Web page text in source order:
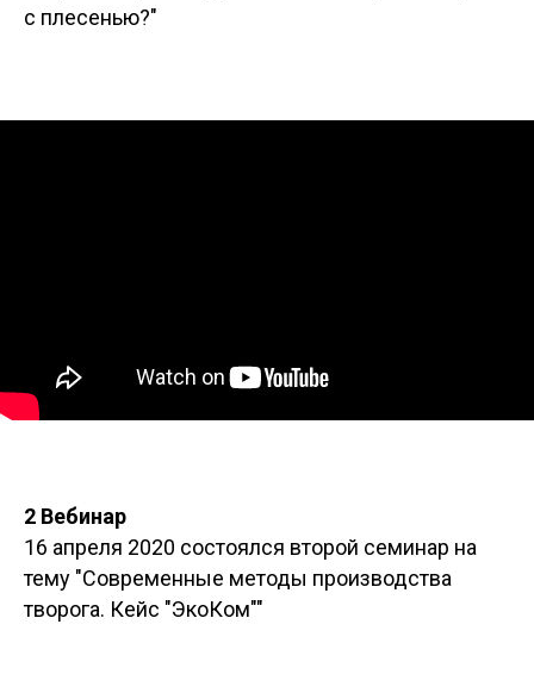
с плесенью?"
2 Вебинар
16 апреля 2020 состоялся второй семинар на
тему "Современные методы производства
творога. Кейс "ЭкоКом""